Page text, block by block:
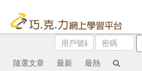
用
戶
號
密
碼
隨選文章
最新 最熱